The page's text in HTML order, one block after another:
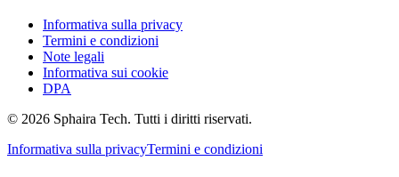
Informativa sulla privacy
Termini e condizioni
Note legali
Informativa sui cookie
DPA
© 2026 Sphaira Tech. Tutti i diritti riservati.
Informativa sulla privacyTermini e condizioni